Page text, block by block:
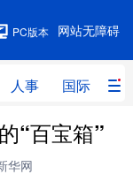
网站无障碍
PC版本
人事 国际 财
人事
“百宝箱”
华网